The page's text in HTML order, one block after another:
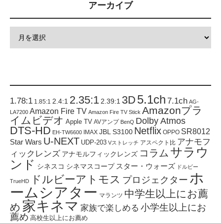
アーカイブ
1.78:1 1.85:1 2.4:1 2.35:12.39:1 3D 5.1ch 7.1ch AG-
LA7200 Amazon Fire TV Amazon Fire TV Stick Amazonプラ
イムビデオ Apple TV AVアンプ BenQ Dolby Atmos
DTS-HD EH-TW6600 IMAX JBL S3100 Netflix OPPO SR8012
Star Wars U-NEXT UDP-203 Vストレッチ アスペクト比 アナモフ
ィックレンズ アナモルフィックレンズ コラム サラウ
ンド シネスコ シネマスコープ スター・ウォーズ ドルビー
TrueHD ドルビーアトモス プロジェクター ホ
ームシアター マランツ 中学生以上にお薦
め 家キネマ 家族で楽しめる 小学生以上にお
薦め 高校生以上にお薦め